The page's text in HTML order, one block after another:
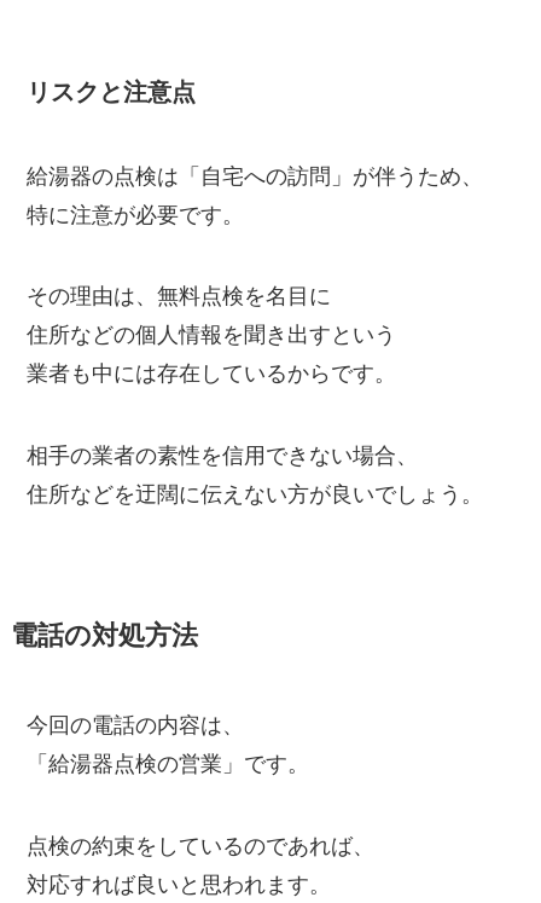
リスクと注意点
給湯器の点検は「自宅への訪問」が伴うため、
特に注意が必要です。
その理由は、無料点検を名目に
住所などの個人情報を聞き出すという
業者も中には存在しているからです。
相手の業者の素性を信用できない場合、
住所などを迂闊に伝えない方が良いでしょう。
電話の対処方法
今回の電話の内容は、
「給湯器点検の営業」です。
点検の約束をしているのであれば、
対応すれば良いと思われます。